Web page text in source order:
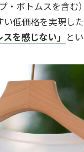
・ボトムスを含む
低価格を実現した
を感じない」 と